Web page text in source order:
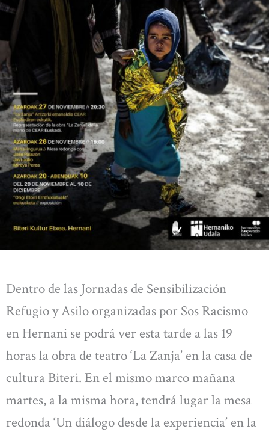
Dentro de las Jornadas de Sensibilización
Refugio y Asilo organizadas por Sos Racismo
en Hernani se podrá ver esta tarde a las 19
horas la obra de teatro ‘La Zanja’ en la casa de
cultura Biteri. En el mismo marco mañana
martes, a la misma hora, tendrá lugar la mesa
redonda ‘Un diálogo desde la experiencia’ en la